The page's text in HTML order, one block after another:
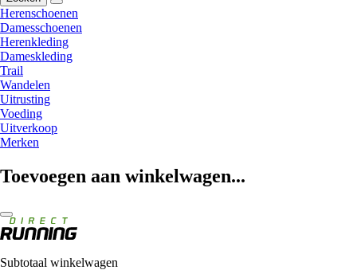
Herenschoenen
Damesschoenen
Herenkleding
Dameskleding
Trail
Wandelen
Uitrusting
Voeding
Uitverkoop
Merken
Toevoegen aan winkelwagen...
Subtotaal winkelwagen